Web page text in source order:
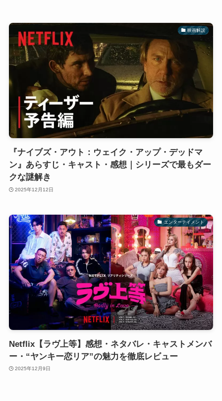
映画解説
『ナイブズ・アウト：ウェイク・アップ・デッドマ
ン』あらすじ・キャスト・感想｜シリーズで最もダー
クな謎解き
2025年12月12日
エンターテイメント
Netflix【ラヴ上等】感想・ネタバレ・キャストメンバ
ー・“ヤンキー恋リア”の魅力を徹底レビュー
2025年12月9日